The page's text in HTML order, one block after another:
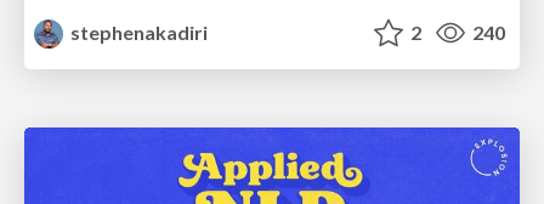
stephenakadiri
2 240